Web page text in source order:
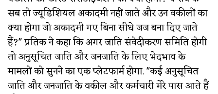
सब तो ज्यूडिशियल अकादमी नहीं जाते और उन वकीलों का
क्या होगा जो अकादमी गए बिना सीधे जज बना दिए जाते
हैं?" प्रतिक ने कहा कि अगर जाति संवेदीकरण समिति होगी
तो अनुसूचित जाति और जनजाति के लिए भेदभाव के
मामलों को सुनने का एक प्लेटफार्म होगा. "कई अनुसूचित
जाति और जनजाति के वकील और कर्मचारी मेरे पास आते हैं